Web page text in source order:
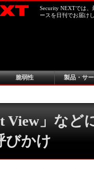
Security NEXTでは
ースを日刊でお届け
脆弱性 製品・サ
View」など
びかけ